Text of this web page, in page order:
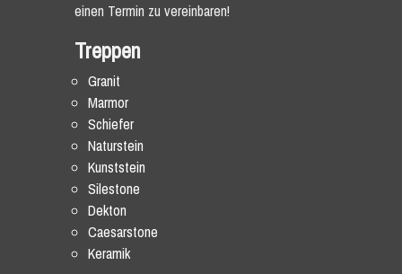
einen Termin zu vereinbaren!
Treppen
Granit
Marmor
Schiefer
Naturstein
Kunststein
Silestone
Dekton
Caesarstone
Keramik